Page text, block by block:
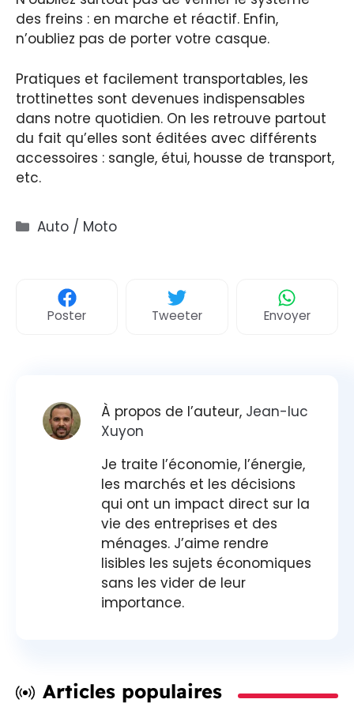
des freins : en marche et réactif. Enfin,
n’oubliez pas de porter votre casque.
Pratiques et facilement transportables, les
trottinettes sont devenues indispensables
dans notre quotidien. On les retrouve partout
du fait qu’elles sont éditées avec différents
accessoires : sangle, étui, housse de transport,
etc.
Catégories
Auto / Moto
Poster Tweeter Envoyer
À propos de l’auteur, Jean-luc
Xuyon
Je traite l’économie, l’énergie,
les marchés et les décisions
qui ont un impact direct sur la
vie des entreprises et des
ménages. J’aime rendre
lisibles les sujets économiques
sans les vider de leur
importance.
Articles populaires